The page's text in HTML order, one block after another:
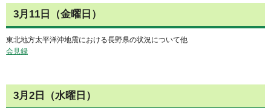
3月11日（金曜日）
東北地方太平洋沖地震における長野県の状況について他
会見録
3月2日（水曜日）